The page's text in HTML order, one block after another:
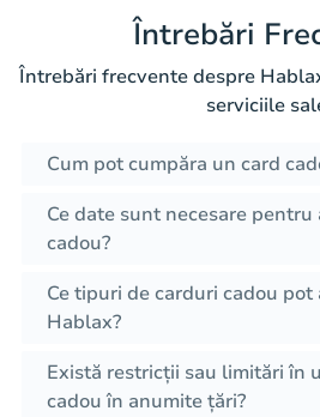
Întrebări
Întrebări frecvente despre
serviciile
Cum pot cumpăra un card
Ce date sunt necesare
cadou?
Ce tipuri de carduri cadou pot
Hablax?
Există restricții sau limitări în
cadou în anumite țări?